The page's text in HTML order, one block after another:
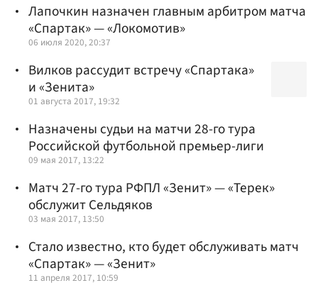
Лапочкин назначен главным арбитром матча
«Спартак» — «Локомотив»
06 июля 2020, 20:37
Вилков рассудит встречу «Спартака»
и «Зенита»
01 августа 2017, 19:32
Назначены судьи на матчи 28-го тура
Российской футбольной премьер-лиги
09 мая 2017, 13:22
Матч 27-го тура РФПЛ «Зенит» — «Терек»
обслужит Сельдяков
03 мая 2017, 13:50
Стало известно, кто будет обслуживать матч
«Спартак» — «Зенит»
11 апреля 2017, 10:59